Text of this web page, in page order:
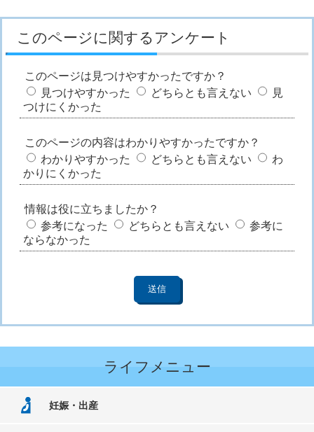
このページに関するアンケート
このページは見つけやすかったですか？
見つけやすかった
どちらとも言えない
見
つけにくかった
このページの内容はわかりやすかったですか？
わかりやすかった
どちらとも言えない
わ
かりにくかった
情報は役に立ちましたか？
参考になった
どちらとも言えない
参考に
ならなかった
ライフメニュー
妊娠・出産